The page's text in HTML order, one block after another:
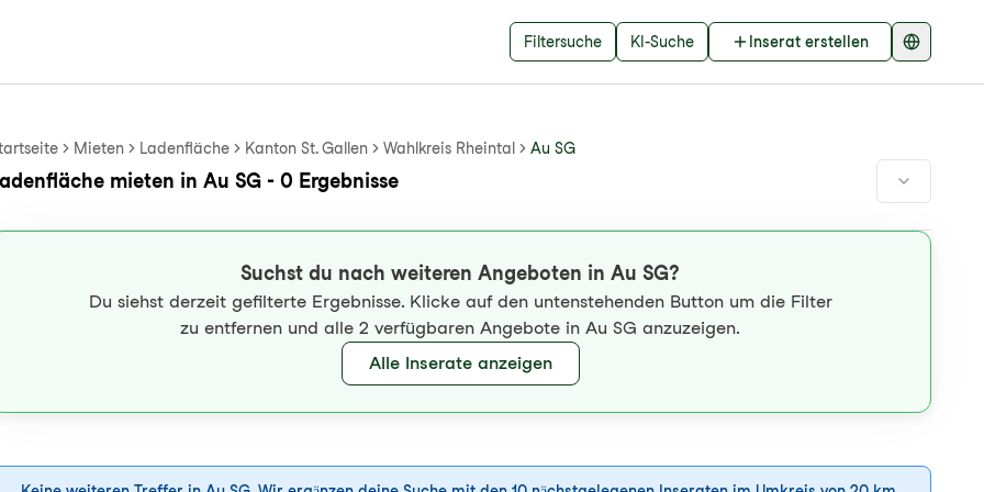
Filtersuche KI-Suche Inserat erstellen
Mieten Ladenfläche Kanton St. Gallen Wahlkreis Rheintal Au SG
mieten in Au SG - 0 Ergebnisse
Suchst du nach weiteren Angeboten in Au SG?
Du siehst derzeit gefilterte Ergebnisse. Klicke auf den untenstehenden Button um die Filter
zu entfernen und alle 2 verfügbaren Angebote in Au SG anzuzeigen.
Alle Inserate anzeigen